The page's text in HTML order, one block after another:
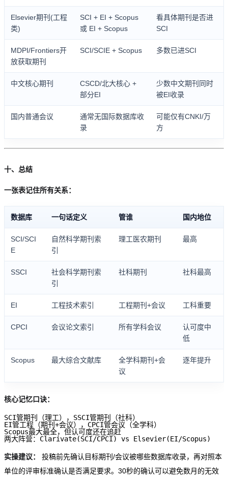
Elsevier期刊(工程
类)
SCI + EI + Scopus
或 EI + Scopus
看具体期刊是否进
SCI
MDPI/Frontiers开
放获取期刊
SCI/SCIE + Scopus 多数已进SCI
中文核心期刊
CSCD/北大核心 +
部分EI
少数中文期刊同时
被EI收录
国内普通会议
通常无国际数据库收
录
可能仅有CNKI/万
方
十、总结
一张表记住所有关系：
数据库 一句话定义 管谁 国内地位
SCI/SCI
E
自然科学期刊索
引
理工医农期刊 最高
SSCI
社会科学期刊索
引
社科期刊 社科最高
EI 工程技术索引 工程期刊+会议 工科重要
CPCI 会议论文索引 所有学科会议
认可度中
低
Scopus 最大综合文献库
全学科期刊+会
议
逐年提升
核心记忆口诀：
SCI管期刊（理工），SSCI管期刊（社科）
EI管工程（期刊+会议），CPCI管会议（全学科）
Scopus最大最全，但认可度还在追赶
实操建议：
投稿前先确认目标期刊/会议被哪些数据库收录，再对照本
单位的评审标准确认是否满足要求。30秒的确认可以避免数月的无效